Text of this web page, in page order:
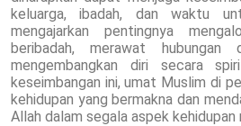
keluarga, ibadah, dan waktu
mengajarkan pentingnya
beribadah, merawat hubungan
mengembangkan diri secara
keseimbangan ini, umat Muslim di
kehidupan yang bermakna dan
Allah dalam segala aspek kehidupan